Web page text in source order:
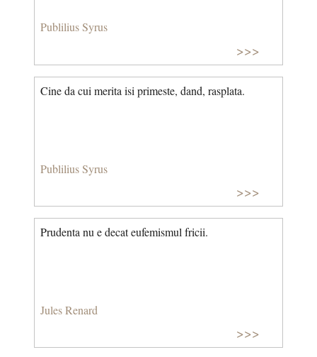
Publilius Syrus
>>>
Cine da cui merita isi primeste, dand, rasplata.
Publilius Syrus
>>>
Prudenta nu e decat eufemismul fricii.
Jules Renard
>>>